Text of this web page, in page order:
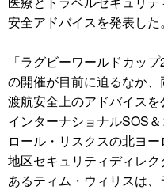
話題
動画
社会
安全アドバイスを発表した。
「ラグビーワールドカップ
の開催が目前に迫るなか、
渡航安全上のアドバイスを
インターナショナルSOS＆
ロール・リスクスの北ヨ
地区セキュリティディレク
あるティム・ウィリスは